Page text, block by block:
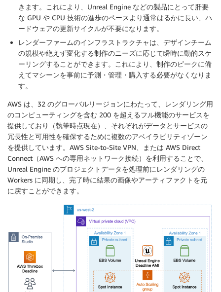
きます。これにより、Unreal Engine などの製品にとって肝要
な GPU や CPU 技術の進歩のペースより通常はるかに長い、ハ
ードウェアの更新サイクルが不要になります。
レンダーファームのインフラストラクチャは、デザインチーム
の規模や絶えず変化する制作のニーズに応じて瞬時に動的スケ
ーリングすることができます。これにより、制作のピークに備
えてマシーンを事前に予測・管理・購入する必要がなくなりま
す。
AWS は、32 のグローバルリージョンにわたって、レンダリング用
のコンピューティングを含む 200 を超えるフル機能のサービスを
提供しており（執筆時点現在）、それぞれがデータとサービスの
冗長性と可用性を確保するために複数のアベイラビリティゾーン
を提供しています。AWS Site-to-Site VPN、または AWS Direct
Connect（AWS への専用ネットワーク接続）を利用することで、
Unreal Engine のプロジェクトデータを処理前にレンダリングの
Workers に同期し、完了時に結果の画像やアーティファクトを元
に戻すことができます。